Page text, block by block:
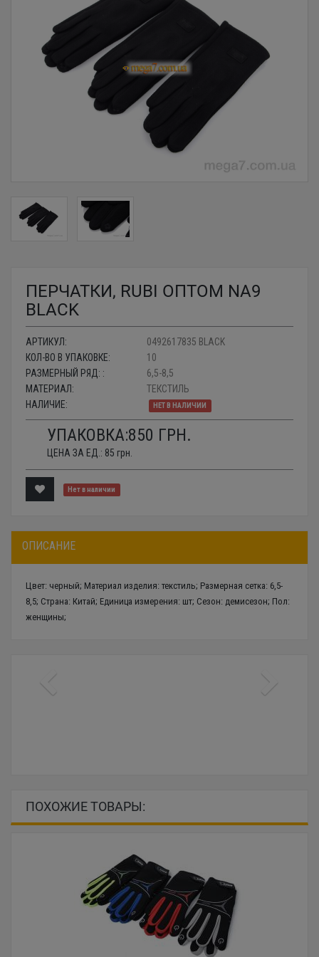
ПЕРЧАТКИ, RUBI ОПТОМ NA9
BLACK
АРТИКУЛ:
0492617835 BLACK
КОЛ-ВО В УПАКОВКЕ:
10
РАЗМЕРНЫЙ РЯД: :
6,5-8,5
МАТЕРИАЛ:
ТЕКСТИЛЬ
НАЛИЧИЕ:
НЕТ В НАЛИЧИИ
УПАКОВКА:850 ГРН.
ЦЕНА ЗА ЕД.: 85 грн.
Нет в наличии
ОПИСАНИЕ
Цвет: черный; Материал изделия: текстиль; Размерная сетка: 6,5-
8,5; Страна: Китай; Единица измерения: шт; Сезон: демисезон; Пол:
женщины;
ПОХОЖИЕ ТОВАРЫ: